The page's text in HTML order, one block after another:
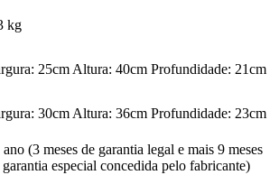
kg
25cm Altura: 40cm Profundidade: 21cm
30cm Altura: 36cm Profundidade: 23cm
ano (3 meses de garantia legal e mais 9 meses
garantia especial concedida pelo fabricante)